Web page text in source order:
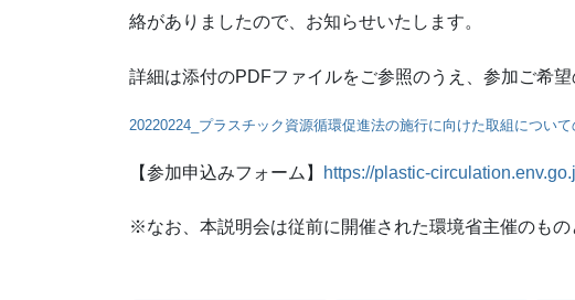
絡がありましたので、お知らせいたします。
詳細は添付のPDFファイルをご参照のうえ、参加ご希
20220224_プラスチック資源循環促進法の施行に向けた取組につい
【参加申込みフォーム】 https://plastic-
※なお、本説明会は従前に開催された環境省主催のもの